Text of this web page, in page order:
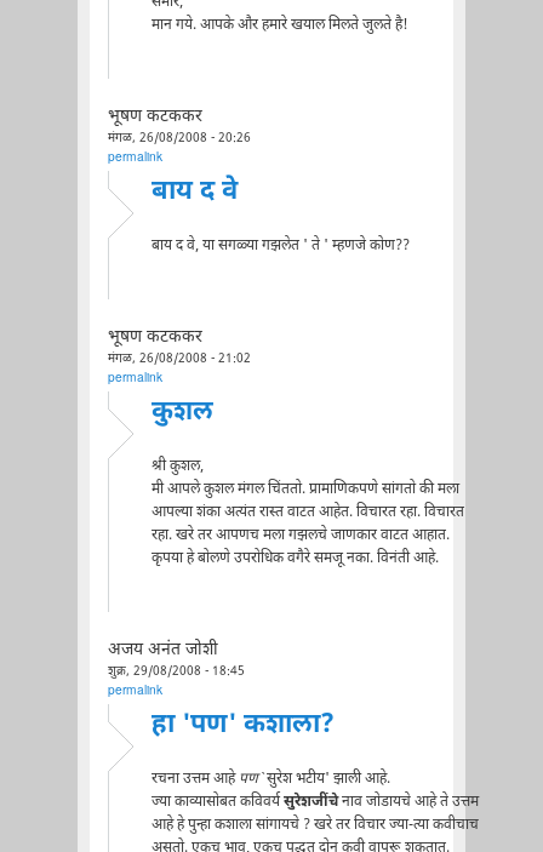
मान गये. आपके और हमारे खयाल मिलते जुलते है!
भूषण कटककर
मंगळ, 26/08/2008 - 20:26
permalink
बाय द वे
बाय द वे, या सगळ्या गझलेत ' ते ' म्हणजे कोण??
भूषण कटककर
मंगळ, 26/08/2008 - 21:02
permalink
कुशल
श्री कुशल,
मी आपले कुशल मंगल चिंततो. प्रामाणिकपणे सांगतो की मला
आपल्या शंका अत्यंत रास्त वाटत आहेत. विचारत रहा. विचारत
रहा. खरे तर आपणच मला गझलचे जाणकार वाटत आहात.
कृपया हे बोलणे उपरोधिक वगैरे समजू नका. विनंती आहे.
अजय अनंत जोशी
शुक्र, 29/08/2008 - 18:45
permalink
हा 'पण' कशाला?
रचना उत्तम आहे पण`सुरेश भटीय' झाली आहे.
ज्या काव्यासोबत कविवर्यसुरेशजींचेनाव जोडायचे आहे ते उत्तम
आहे हे पुन्हा कशाला सांगायचे ? खरे तर विचार ज्या-त्या कवीचाच
असतो. एकच भाव, एकच पद्धत दोन कवी वापरू शकतात.